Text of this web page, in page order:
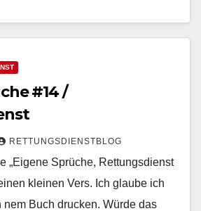
#14 /
RETTUNGSDIENSTBLOG
„Eigene Sprüche, Rettungsdienst
kleinen Vers. Ich glaube ich
nem Buch drucken. Würde das